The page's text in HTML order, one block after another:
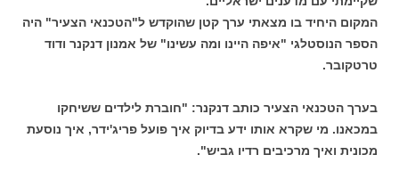
המקום היחיד בו מצאתי ערך קטן שהוקדש ל"הטכנאי הצעיר" היה
הספר הנוסטלגי "איפה היינו ומה עשינו" של אמנון דנקנר ודוד
טרטקובר.
בערך הטכנאי הצעיר כותב דנקנר: "חוברת לילדים ששיחקו
במכאנו. מי שקרא אותו ידע בדיוק איך פועל פריג'ידר, איך נוסעת
מכונית ואיך מרכיבים רדיו גביש".